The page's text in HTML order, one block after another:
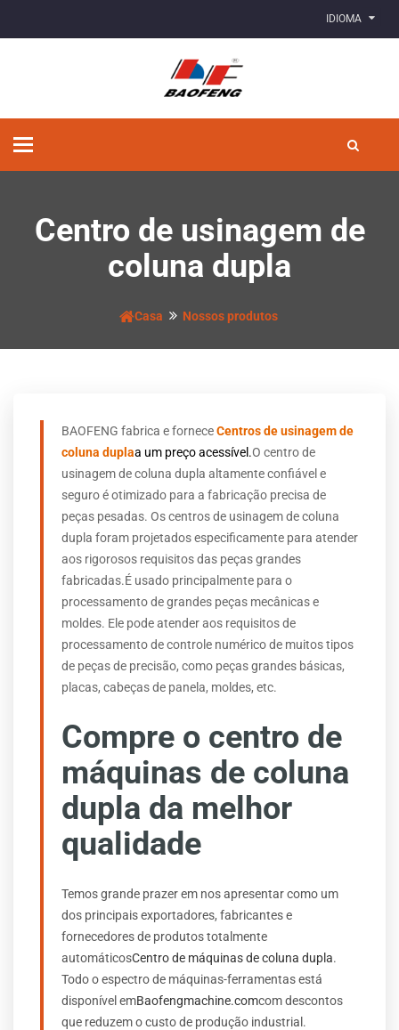
IDIOMA
Alternar
Centro de usinagem de
coluna dupla
Casa Nossos produtos
BAOFENG fabrica e forneceCentros de usinagem de
coluna duplaa um preço acessível.O centro de
usinagem de coluna dupla altamente confiável e
seguro é otimizado para a fabricação precisa de
peças pesadas. Os centros de usinagem de coluna
dupla foram projetados especificamente para atender
aos rigorosos requisitos das peças grandes
fabricadas.É usado principalmente para o
processamento de grandes peças mecânicas e
moldes. Ele pode atender aos requisitos de
processamento de controle numérico de muitos tipos
de peças de precisão, como peças grandes básicas,
placas, cabeças de panela, moldes, etc.
Compre o centro de
máquinas de coluna
dupla da melhor
qualidade
Temos grande prazer em nos apresentar como um
dos principais exportadores, fabricantes e
fornecedores de produtos totalmente
automáticosCentro de máquinas de coluna dupla.
Todo o espectro de máquinas-ferramentas está
disponível emBaofengmachine.comcom descontos
que reduzem o custo de produção industrial.